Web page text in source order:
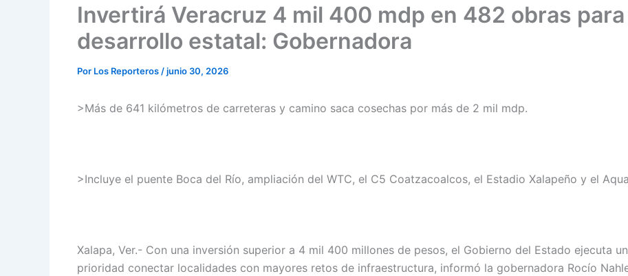
Invertirá Veracruz 4 mil 400 mdp en 482 obras
desarrollo estatal: Gobernadora
Por Los Reporteros /junio 30, 2026
>Más de 641 kilómetros de carreteras y camino saca cosechas por más de 2 mil mdp.
>Incluye el puente Boca del Río, ampliación del WTC, el C5 Coatzacoalcos, el Estadio Xalapeño y el
Xalapa, Ver.- Con una inversión superior a 4 mil 400 millones de pesos, el Gobierno del Estado ejecuta
prioridad conectar localidades con mayores retos de infraestructura, informó la gobernadora Rocío